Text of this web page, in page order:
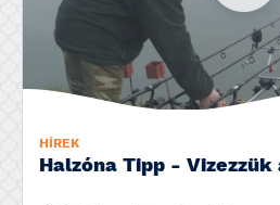
HÍREK
Halzóna Tipp -